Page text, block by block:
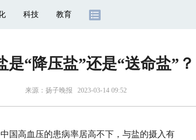
科技 教育
是“降压盐”还是“送命盐”？
来源： 扬子晚报 2023-03-14 09:52
高血压的患病率居高不下，与盐的摄入有